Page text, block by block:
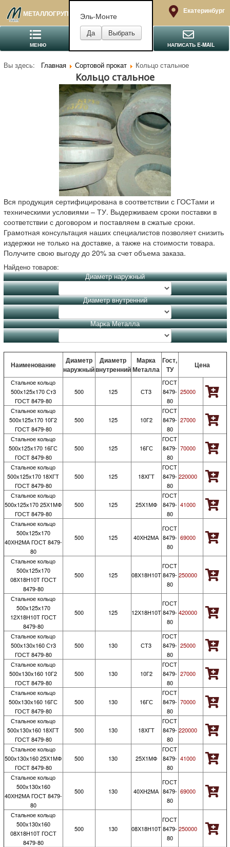
МЕТАЛЛОГРУПП Екатеринбург
МЕНЮ НАПИСАТЬ E-MAIL
Вы здесь: Главная Сортовой прокат Кольцо стальное
Кольцо стальное
Вся продукция сертифицирована в соответствии с ГОСТами и
техническими условиями – ТУ. Выдерживаем сроки поставки в
соответствии с договором и поставляем в сжатые сроки.
Грамотная консультация наших специалистов позволяет снизить
издержки не только на доставке, а также на стоимости товара.
Получите свою выгоду до 20% за счет объема заказа.
Найдено товаров:
Диаметр наружный
Диаметр внутренний
Марка Металла
Наименование
Диаметр
наружный
Диаметр
внутренний
Марка
Металла
Гост,
ТУ
Цена
Стальное кольцо
500х125х170 Ст3
ГОСТ 8479-80
500 125 СТ3
ГОСТ
8479-
80
25000
Стальное кольцо
500х125х170 10Г2
ГОСТ 8479-80
500 125 10Г2
ГОСТ
8479-
80
27000
Стальное кольцо
500х125х170 16ГС
ГОСТ 8479-80
500 125 16ГС
ГОСТ
8479-
80
70000
Стальное кольцо
500х125х170 18ХГТ
ГОСТ 8479-80
500 125 18ХГТ
ГОСТ
8479-
80
220000
Стальное кольцо
500х125х170 25Х1МФ
ГОСТ 8479-80
500 125 25Х1МФ
ГОСТ
8479-
80
41000
Стальное кольцо
500х125х170
40ХН2МА ГОСТ 8479-
80
500 125 40ХН2МА
ГОСТ
8479-
80
69000
Стальное кольцо
500х125х170
08Х18Н10Т ГОСТ
8479-80
500 125 08Х18Н10Т
ГОСТ
8479-
80
250000
Стальное кольцо
500х125х170
12Х18Н10Т ГОСТ
8479-80
500 125 12Х18Н10Т
ГОСТ
8479-
80
420000
Стальное кольцо
500х130х160 Ст3
ГОСТ 8479-80
500 130 СТ3
ГОСТ
8479-
80
25000
Стальное кольцо
500х130х160 10Г2
ГОСТ 8479-80
500 130 10Г2
ГОСТ
8479-
80
27000
Стальное кольцо
500х130х160 16ГС
ГОСТ 8479-80
500 130 16ГС
ГОСТ
8479-
80
70000
Стальное кольцо
500х130х160 18ХГТ
ГОСТ 8479-80
500 130 18ХГТ
ГОСТ
8479-
80
220000
Стальное кольцо
500х130х160 25Х1МФ
ГОСТ 8479-80
500 130 25Х1МФ
ГОСТ
8479-
80
41000
Стальное кольцо
500х130х160
40ХН2МА ГОСТ 8479-
80
500 130 40ХН2МА
ГОСТ
8479-
80
69000
Стальное кольцо
500х130х160
08Х18Н10Т ГОСТ
8479-80
500 130 08Х18Н10Т
ГОСТ
8479-
80
250000
Эль-Монте